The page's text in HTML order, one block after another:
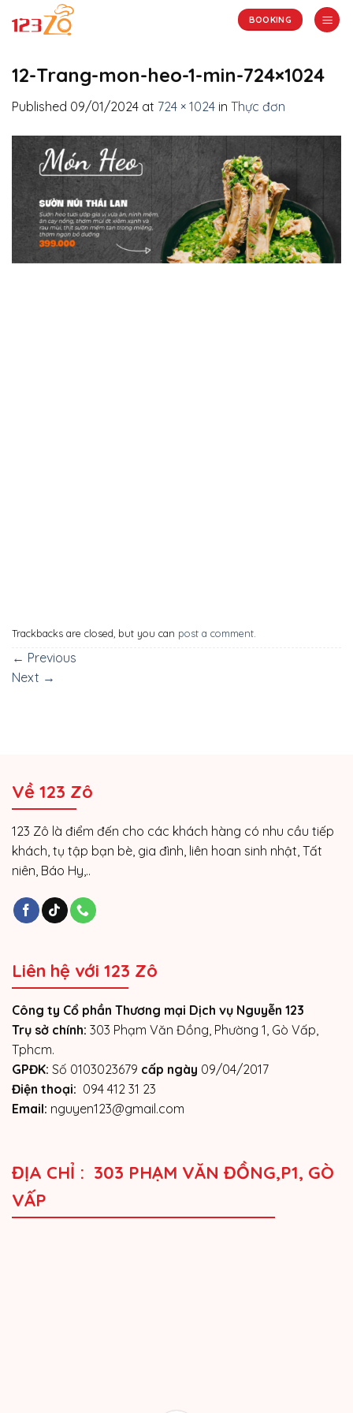
BOOKING
12-Trang-mon-heo-1-min-724×1024
Published 09/01/2024 at 724 × 1024 in Thực đơn
Trackbacks are closed, but you can post a comment
← Previous
Next →
Về 123 Zô
123 Zô là điểm đến cho các khách hàng có nhu cầu tiếp
khách, tụ tập bạn bè, gia đình, liên hoan sinh nhật, Tất
niên, Báo Hy,..
Liên hệ với 123 Zô
Công ty Cổ phần Thương mại Dịch vụ Nguyễn 123
Trụ sở chính: 303 Phạm Văn Đồng, Phường 1, Gò Vấp,
Tphcm.
GPĐK: Số 0103023679 cấp ngày 09/04/2017
Điện thoại: 094 412 31 23
Email: nguyen123@gmail.com
ĐỊA CHỈ : 303 PHẠM VĂN ĐỒNG,P1, GÒ
VẤP